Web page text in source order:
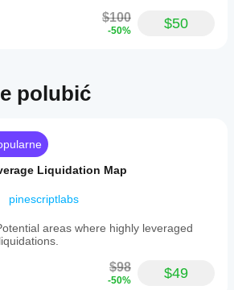
$100
-50% $50
polubić
Liquidation Map
pinescriptlabs
areas where highly leveraged
$98
-50% $49